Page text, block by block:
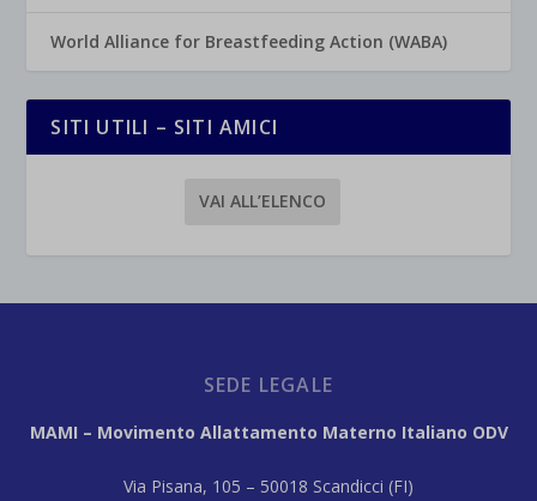
World Alliance for Breastfeeding Action (WABA)
SITI UTILI – SITI AMICI
VAI ALL’ELENCO
SEDE LEGALE
MAMI – Movimento Allattamento Materno Italiano ODV
Via Pisana, 105 – 50018 Scandicci (FI)